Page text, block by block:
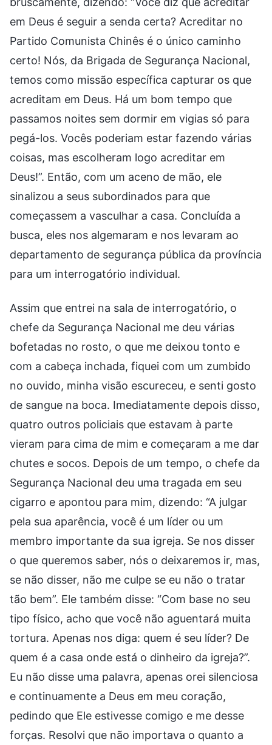
em Deus é seguir a senda certa? Acreditar no
Partido Comunista Chinês é o único caminho
certo! Nós, da Brigada de Segurança Nacional,
temos como missão específica capturar os que
acreditam em Deus. Há um bom tempo que
passamos noites sem dormir em vigias só para
pegá-los. Vocês poderiam estar fazendo várias
coisas, mas escolheram logo acreditar em
Deus!”. Então, com um aceno de mão, ele
sinalizou a seus subordinados para que
começassem a vasculhar a casa. Concluída a
busca, eles nos algemaram e nos levaram ao
departamento de segurança pública da província
para um interrogatório individual.
Assim que entrei na sala de interrogatório, o
chefe da Segurança Nacional me deu várias
bofetadas no rosto, o que me deixou tonto e
com a cabeça inchada, fiquei com um zumbido
no ouvido, minha visão escureceu, e senti gosto
de sangue na boca. Imediatamente depois disso,
quatro outros policiais que estavam à parte
vieram para cima de mim e começaram a me dar
chutes e socos. Depois de um tempo, o chefe da
Segurança Nacional deu uma tragada em seu
cigarro e apontou para mim, dizendo: “A julgar
pela sua aparência, você é um líder ou um
membro importante da sua igreja. Se nos disser
o que queremos saber, nós o deixaremos ir, mas,
se não disser, não me culpe se eu não o tratar
tão bem”. Ele também disse: “Com base no seu
tipo físico, acho que você não aguentará muita
tortura. Apenas nos diga: quem é seu líder? De
quem é a casa onde está o dinheiro da igreja?”.
Eu não disse uma palavra, apenas orei silenciosa
e continuamente a Deus em meu coração,
pedindo que Ele estivesse comigo e me desse
forças. Resolvi que não importava o quanto a